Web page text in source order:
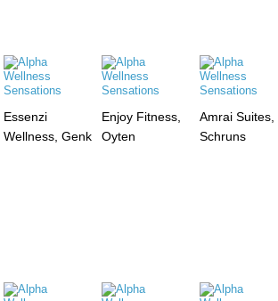
Essenzi
Wellness, Genk
Enjoy Fitness,
Oyten
Amrai Suites,
Schruns